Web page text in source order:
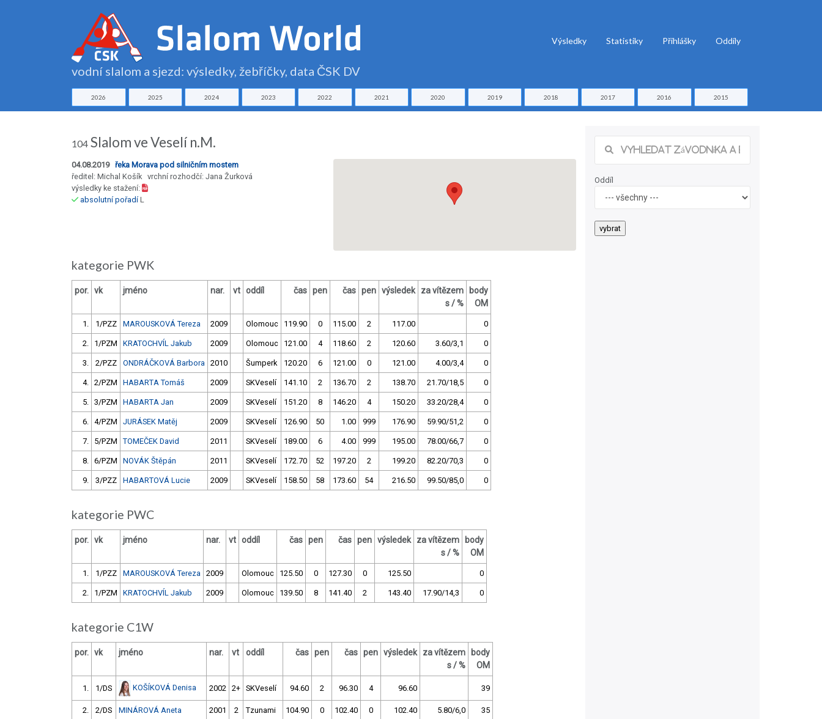
vodní slalom a sjezd: výsledky, žebříčky, data ČSK DV
Výsledky Statistiky Přihlášky Oddíly
2026 2025 2024 2023 2022 2021 2020 2019 2018 2017 2016 2015
104 Slalom ve Veselí n.M.
04.08.2019 řeka Morava pod silničním mostem
ředitel: Michal Košík vrchní rozhodčí: Jana Žurková
výsledky ke stažení:
absolutní pořadíL
kategorie PWK
por. vk jméno nar. vt oddíl čas pen čas pen výsledek
za vítězem
s / %
body
OM
1. 1/PZZ MAROUSKOVÁ Tereza 2009 Olomouc 119.90 0 115.00 2 117.00 0
2. 1/PZM KRATOCHVÍL Jakub 2009 Olomouc 121.00 4 118.60 2 120.60 3.60/3,1 0
3. 2/PZZ ONDRÁČKOVÁ Barbora 2010 Šumperk 120.20 6 121.00 0 121.00 4.00/3,4 0
4. 2/PZM HABARTA Tomáš 2009 SKVeselí 141.10 2 136.70 2 138.70 21.70/18,5 0
5. 3/PZM HABARTA Jan 2009 SKVeselí 151.20 8 146.20 4 150.20 33.20/28,4 0
6. 4/PZM JURÁSEK Matěj 2009 SKVeselí 126.90 50 1.00 999 176.90 59.90/51,2 0
7. 5/PZM TOMEČEK David 2011 SKVeselí 189.00 6 4.00 999 195.00 78.00/66,7 0
8. 6/PZM NOVÁK Štěpán 2011 SKVeselí 172.70 52 197.20 2 199.20 82.20/70,3 0
9. 3/PZZ HABARTOVÁ Lucie 2009 SKVeselí 158.50 58 173.60 54 216.50 99.50/85,0 0
kategorie PWC
por. vk jméno nar. vt oddíl čas pen čas pen výsledek
za vítězem
s / %
body
OM
1. 1/PZZ MAROUSKOVÁ Tereza 2009 Olomouc 125.50 0 127.30 0 125.50 0
2. 1/PZM KRATOCHVÍL Jakub 2009 Olomouc 139.50 8 141.40 2 143.40 17.90/14,3 0
kategorie C1W
por. vk jméno nar. vt oddíl čas pen čas pen výsledek
za vítězem
s / %
body
OM
1. 1/DS KOŠÍKOVÁ Denisa 2002 2+ SKVeselí 94.60 2 96.30 4 96.60 39
2. 2/DS MINÁROVÁ Aneta 2001 2 Tzunami 104.90 0 102.40 0 102.40 5.80/6,0 35
Oddíl